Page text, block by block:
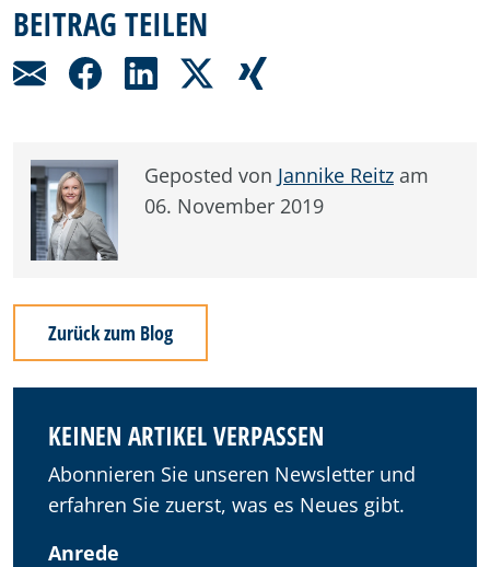
BEITRAG TEILEN
Geposted von Jannike Reitz am
06. November 2019
Zurück zum Blog
KEINEN ARTIKEL VERPASSEN
Abonnieren Sie unseren Newsletter und
erfahren Sie zuerst, was es Neues gibt.
Anrede